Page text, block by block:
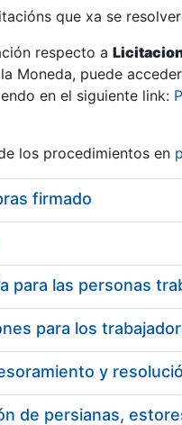
que xa se
respecto a
Moneda, puede
en el siguiente link:
los procedimientos en
firmado
de persianas,